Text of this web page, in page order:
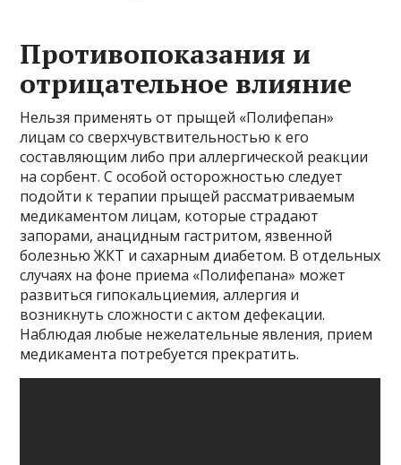
Противопоказания и
отрицательное влияние
Нельзя применять от прыщей «Полифепан»
лицам со сверхчувствительностью к его
составляющим либо при аллергической реакции
на сорбент. С особой осторожностью следует
подойти к терапии прыщей рассматриваемым
медикаментом лицам, которые страдают
запорами, анацидным гастритом, язвенной
болезнью ЖКТ и сахарным диабетом. В отдельных
случаях на фоне приема «Полифепана» может
развиться гипокальциемия, аллергия и
возникнуть сложности с актом дефекации.
Наблюдая любые нежелательные явления, прием
медикамента потребуется прекратить.